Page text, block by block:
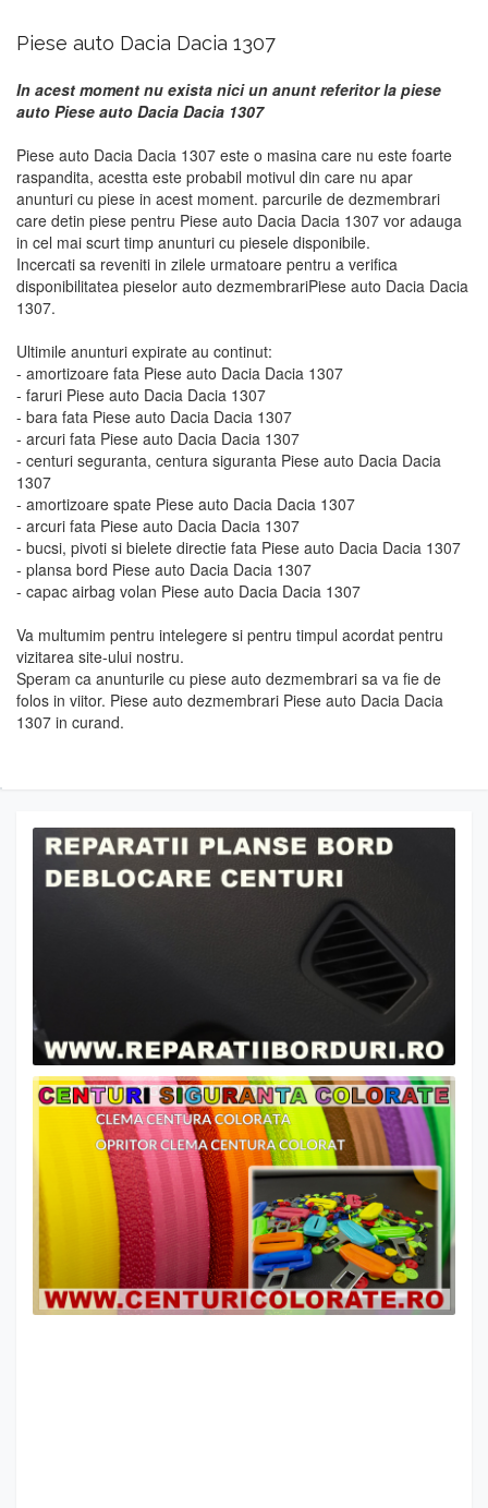
Piese auto Dacia Dacia 1307
In acest moment nu exista nici un anunt referitor la piese
auto Piese auto Dacia Dacia 1307
Piese auto Dacia Dacia 1307 este o masina care nu este foarte
raspandita, acestta este probabil motivul din care nu apar
anunturi cu piese in acest moment. parcurile de dezmembrari
care detin piese pentru Piese auto Dacia Dacia 1307 vor adauga
in cel mai scurt timp anunturi cu piesele disponibile.
Incercati sa reveniti in zilele urmatoare pentru a verifica
disponibilitatea pieselor auto dezmembrariPiese auto Dacia Dacia
1307.
Ultimile anunturi expirate au continut:
- amortizoare fata Piese auto Dacia Dacia 1307
- faruri Piese auto Dacia Dacia 1307
- bara fata Piese auto Dacia Dacia 1307
- arcuri fata Piese auto Dacia Dacia 1307
- centuri seguranta, centura siguranta Piese auto Dacia Dacia
1307
- amortizoare spate Piese auto Dacia Dacia 1307
- arcuri fata Piese auto Dacia Dacia 1307
- bucsi, pivoti si bielete directie fata Piese auto Dacia Dacia 1307
- plansa bord Piese auto Dacia Dacia 1307
- capac airbag volan Piese auto Dacia Dacia 1307
Va multumim pentru intelegere si pentru timpul acordat pentru
vizitarea site-ului nostru.
Speram ca anunturile cu piese auto dezmembrari sa va fie de
folos in viitor. Piese auto dezmembrari Piese auto Dacia Dacia
1307 in curand.